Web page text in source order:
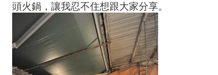
頭火鍋，讓我忍不住想跟大家分享。